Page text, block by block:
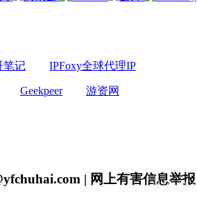
笔记 IPFoxy全球代理IP
Geekpeer 游资网
微信公众号
| 网上有害信息举报